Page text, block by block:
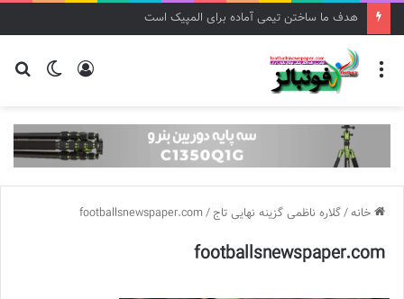
هدف ما ساختن تیمی آماده برای المپیک است
تغییر
ورود منو
خانه/گلاره ناظمی گزینه نهایی تاج /
footballsnewspaper.com
footballsnewspaper.com